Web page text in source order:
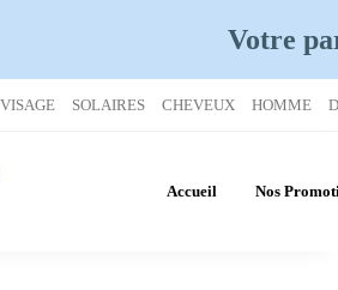
Votre
VISAGE SOLAIRES CHEVEUX HOMME
Accueil Nos